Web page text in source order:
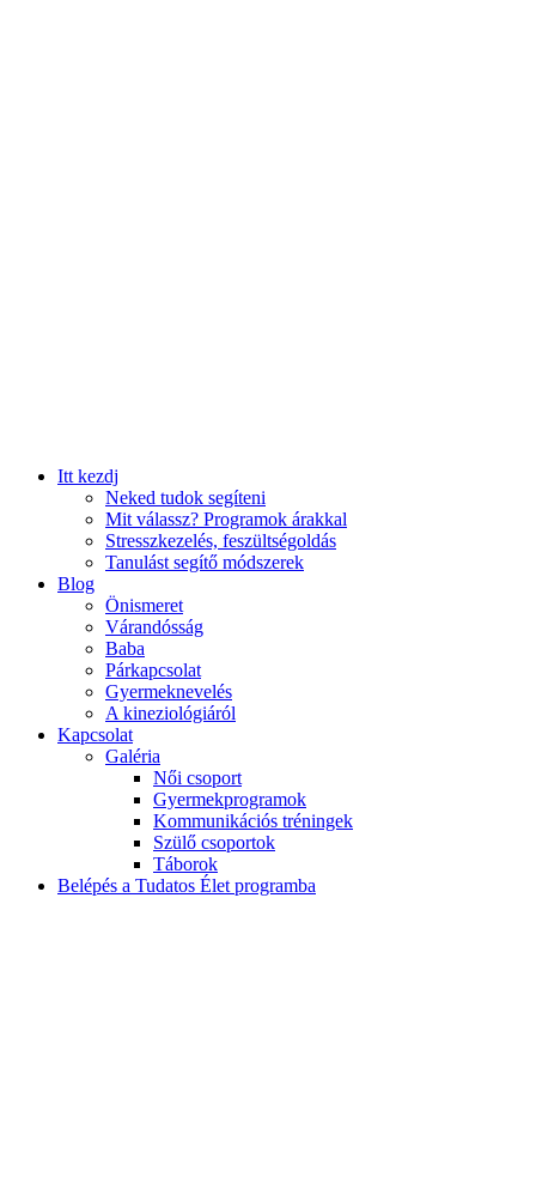
Itt kezdj
Neked tudok segíteni
Mit válassz? Programok árakkal
Stresszkezelés, feszültségoldás
Tanulást segítő módszerek
Blog
Önismeret
Várandósság
Baba
Párkapcsolat
Gyermeknevelés
A kineziológiáról
Kapcsolat
Galéria
Női csoport
Gyermekprogramok
Kommunikációs tréningek
Szülő csoportok
Táborok
Belépés a Tudatos Élet programba